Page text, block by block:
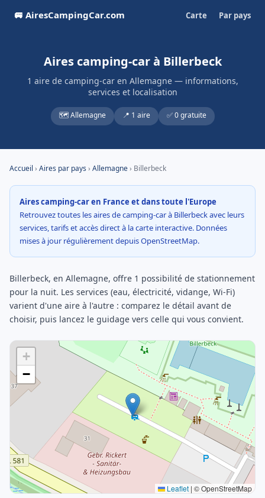
🚐 AiresCampingCar.com Carte Par pays
Aires camping-car à Billerbeck
1 aire de camping-car en Allemagne — informations,
services et localisation
🗺️ Allemagne 📍 1 aire ✅ 0 gratuite
Accueil › Aires par pays› Allemagne› Billerbeck
Aires camping-car en France et dans toute l'Europe
Retrouvez toutes les aires de camping-car à Billerbeck avec leurs
services, tarifs et accès direct à la carte interactive. Données
mises à jour régulièrement depuis OpenStreetMap.
Billerbeck, en Allemagne, offre 1 possibilité de stationnement
pour la nuit. Les services (eau, électricité, vidange, Wi-Fi)
varient d'une aire à l'autre : comparez le détail avant de
choisir, puis lancez le guidage vers celle qui vous convient.
+
−
Leaflet | © OpenStreetMap